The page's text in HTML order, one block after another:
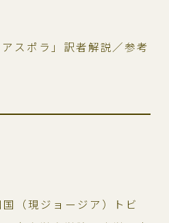
アスポラ」訳者解説／参考
（現ジョージア）トビ